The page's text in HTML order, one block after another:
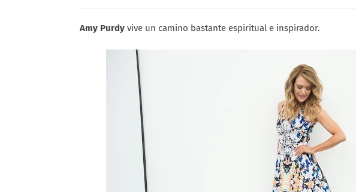
Amy Purdy vive un camino bastante espiritual e inspirador.